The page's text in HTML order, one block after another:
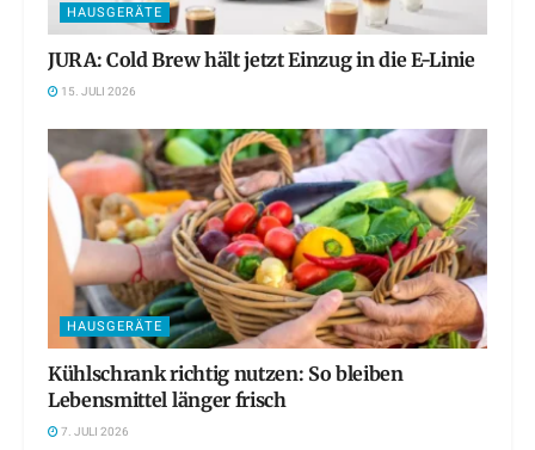
HAUSGERÄTE
JURA: Cold Brew hält jetzt Einzug in die E-Linie
15. JULI 2026
HAUSGERÄTE
Kühlschrank richtig nutzen: So bleiben
Lebensmittel länger frisch
7. JULI 2026